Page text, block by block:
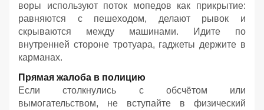
воры используют поток мопедов как прикрытие:
равняются с пешеходом, делают рывок и
скрываются между машинами. Идите по
внутренней стороне тротуара, гаджеты держите в
карманах.
Прямая жалоба в полицию
Если столкнулись с обсчётом или
вымогательством, не вступайте в физический